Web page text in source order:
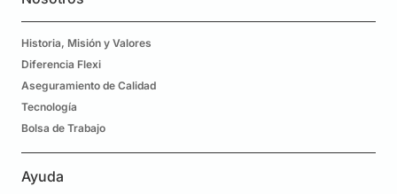
Historia, Misión y Valores
Diferencia Flexi
Aseguramiento de Calidad
Tecnología
Bolsa de Trabajo
Ayuda